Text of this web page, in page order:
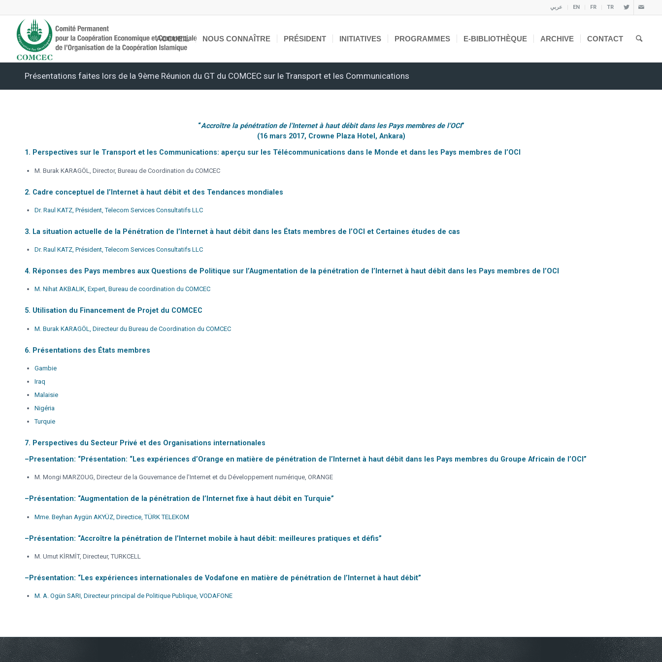
عربي EN FR TR
ACCUEIL NOUS CONNAÎTRE PRÉSIDENT INITIATIVES PROGRAMMES E-BIBLIOTHÈQUE ARCHIVE CONTACT
Présentations faites lors de la 9ème Réunion du GT du COMCEC sur le Transport et les Communications
“Accroître la pénétration de l’Internet à haut débit dans les Pays membres de l’OCI”
(16 mars 2017, Crowne Plaza Hotel, Ankara)
1. Perspectives sur le Transport et les Communications: aperçu sur les Télécommunications dans le Monde et dans les Pays membres de l’OCI
M. Burak KARAGÖL, Director, Bureau de Coordination du COMCEC
2. Cadre conceptuel de l’Internet à haut débit et des Tendances mondiales
Dr. Raul KATZ, Président, Telecom Services Consultatifs LLC
3. La situation actuelle de la Pénétration de l’Internet à haut débit dans les États membres de l’OCI et Certaines études de cas
Dr. Raul KATZ, Président, Telecom Services Consultatifs LLC
4. Réponses des Pays membres aux Questions de Politique sur l’Augmentation de la pénétration de l’Internet à haut débit dans les Pays membres de l’OCI
M. Nihat AKBALIK, Expert, Bureau de coordination du COMCEC
5. Utilisation du Financement de Projet du COMCEC
M. Burak KARAGÖL, Directeur du Bureau de Coordination du COMCEC
6. Présentations des États membres
Gambie
Iraq
Malaisie
Nigéria
Turquie
7. Perspectives du Secteur Privé et des Organisations internationales
– Presentation: “Présentation: “Les expériences d’Orange en matière de pénétration de l’Internet à haut débit dans les Pays membres du Groupe Africain de l’OCI”
M. Mongi MARZOUG, Directeur de la Gouvernance de l’Internet et du Développement numérique, ORANGE
– Présentation: “Augmentation de la pénétration de l’Internet fixe à haut débit en Turquie”
Mme. Beyhan Aygün AKYÜZ, Directice, TÜRK TELEKOM
– Présentation: “Accroître la pénétration de l’Internet mobile à haut débit: meilleures pratiques et défis”
M. Umut KİRMİT, Directeur, TURKCELL
– Présentation: “Les expériences internationales de Vodafone en matière de pénétration de l’Internet à haut débit”
M. A. Ogün SARI, Directeur principal de Politique Publique, VODAFONE